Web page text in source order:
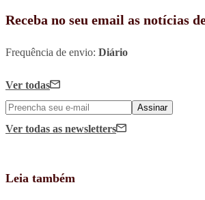
Receba no seu email as notícias
Frequência de envio: Diário
Ver todas
Assinar
Ver todas as newsletters
Leia também